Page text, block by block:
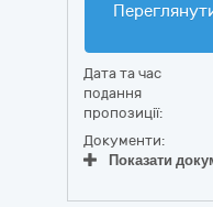
Дата та час
подання
пропозиції:
Документи:
Показати